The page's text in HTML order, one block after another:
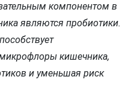
компонентом в
являются пробиотики.
кишечника,
и уменьшая риск